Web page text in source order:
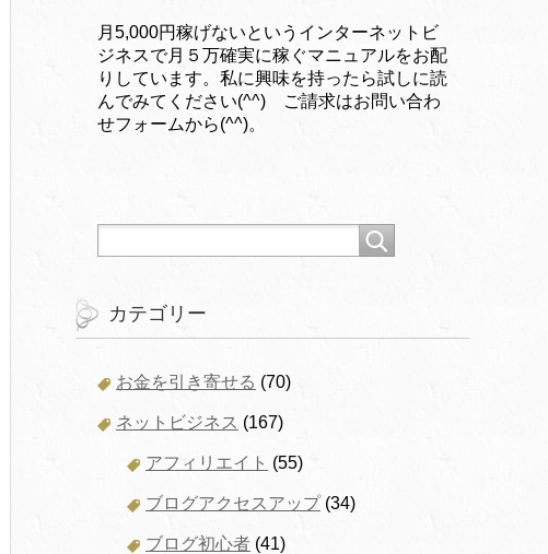
月5,000円稼げないというインターネットビ
ジネスで月５万確実に稼ぐマニュアルをお配
りしています。私に興味を持ったら試しに読
んでみてください(^^) ご請求はお問い合わ
せフォームから(^^)。
カテゴリー
お金を引き寄せる (70)
ネットビジネス (167)
アフィリエイト (55)
ブログアクセスアップ(34)
ブログ初心者 (41)